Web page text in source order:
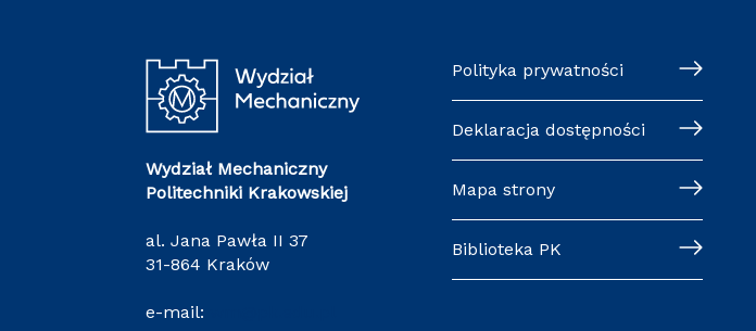
Wydział Mechaniczny
Politechniki Krakowskiej
al. Jana Pawła II 37
31-864 Kraków
e-mail:
Polityka prywatności
Deklaracja dostępności
Mapa strony
Biblioteka PK